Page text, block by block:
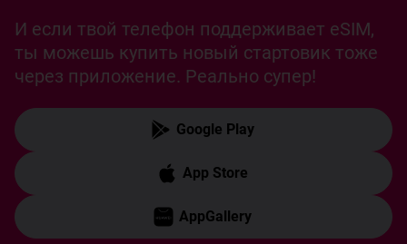
И если твой телефон поддерживает eSIM,
ты можешь купить новый стартовик тоже
через приложение. Реально супер!
Google Play
App Store
AppGallery